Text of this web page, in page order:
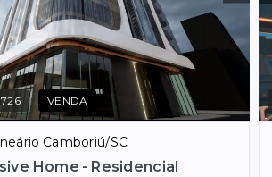
VENDA
Camboriú/SC
Home - Residencial